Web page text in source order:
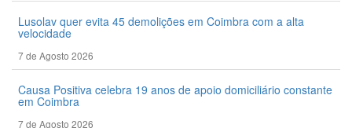
Lusolav quer evita 45 demolições em Coimbra com a alta
velocidade
7 de Agosto 2026
Causa Positiva celebra 19 anos de apoio domiciliário constante
em Coimbra
7 de Agosto 2026